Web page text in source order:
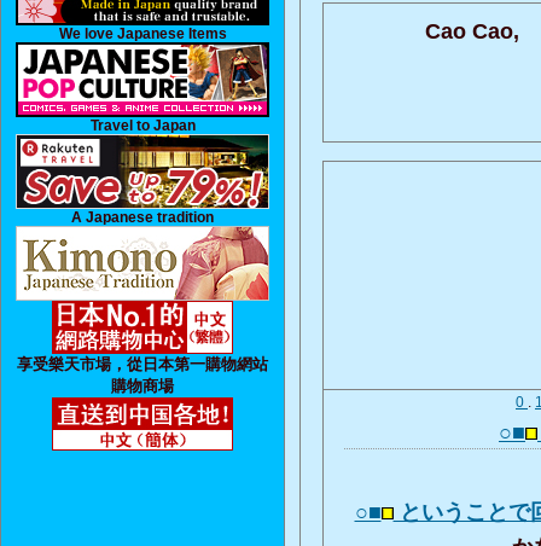
We love Japanese Items
Travel to Japan
A Japanese tradition
享受樂天市場，從日本第一購物網站
購物商場
Cao Cao,
0 .
○■
○■ ということ